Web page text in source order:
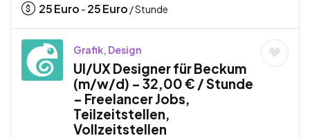
25Euro - 25Euro / Stunde
Grafik, Design
UI/UX Designer für Beckum
(m/w/d) – 32,00 € / Stunde
– Freelancer Jobs,
Teilzeitstellen,
Vollzeitstellen